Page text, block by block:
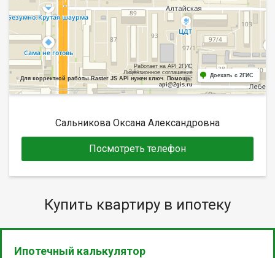
Работает на API 2ГИС
Лицензионное соглашение
Для корректной работы Raster JS API нужен ключ. Помощь:
api@2gis.ru
Доехать с 2ГИС
Сальникова Оксана Александровна
Посмотреть телефон
Купить квартиру в ипотеку
Ипотечный калькулятор